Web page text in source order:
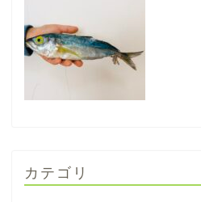
カテゴリ